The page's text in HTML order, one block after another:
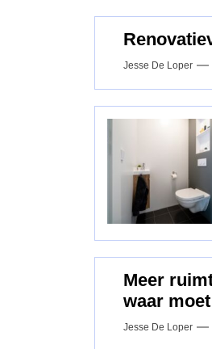
Jesse De Loper
Meer
waar
Jesse De Loper